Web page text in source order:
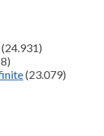
(24.931)
(23.079)